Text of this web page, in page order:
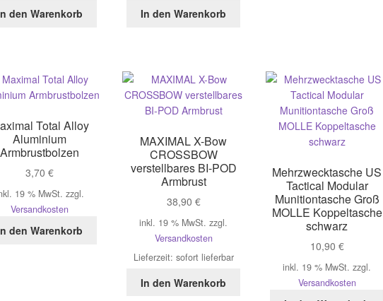
den Warenkorb In den Warenkorb
Total Alloy
Aluminium
Armbrustbolzen
3,70€
19 % MwSt. zzgl.
Versandkosten
den Warenkorb
MAXIMAL X-Bow
CROSSBOW
verstellbares BI-POD
Armbrust
38,90 €
inkl. 19 % MwSt. zzgl.
Versandkosten
Lieferzeit: sofort lieferbar
In den Warenkorb
Mehrzwecktasche US
Tactical Modular
Munitiontasche Groß
MOLLE Koppeltasche
schwarz
10,90 €
inkl. 19 % MwSt. zzgl.
Versandkosten